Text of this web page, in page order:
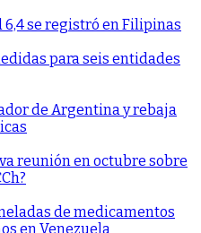
se registró en Filipinas
para seis entidades
de Argentina y rebaja
reunión en octubre sobre
de medicamentos
en Venezuela